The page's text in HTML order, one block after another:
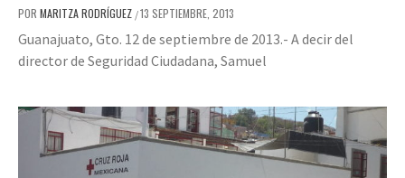
POR MARITZA RODRÍGUEZ /13 SEPTIEMBRE, 2013
Guanajuato, Gto. 12 de septiembre de 2013.- A decir del
director de Seguridad Ciudadana, Samuel